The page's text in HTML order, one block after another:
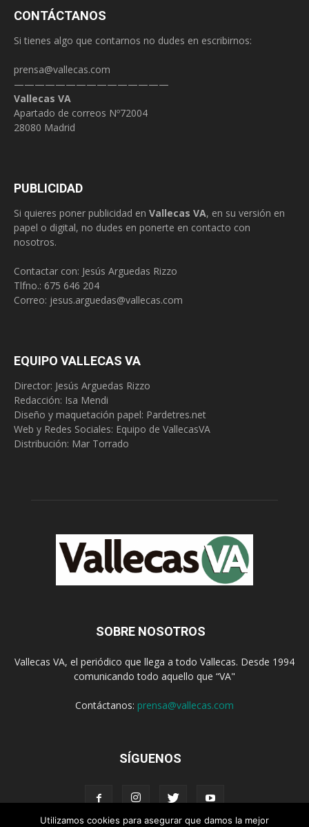
CONTÁCTANOS
Si tienes algo que contarnos no dudes en escribirnos:
prensa@vallecas.com
———————————————
Vallecas VA
Apartado de correos Nº72004
28080 Madrid
PUBLICIDAD
Si quieres poner publicidad en Vallecas VA, en su versión en
papel o digital, no dudes en ponerte en contacto con
nosotros.
Contactar con: Jesús Arguedas Rizzo
Tlfno.: 675 646 204
Correo: jesus.arguedas@vallecas.com
EQUIPO VALLECAS VA
Director: Jesús Arguedas Rizzo
Redacción: Isa Mendi
Diseño y maquetación papel: Pardetres.net
Web y Redes Sociales: Equipo de VallecasVA
Distribución: Mar Torrado
SOBRE NOSOTROS
Vallecas VA, el periódico que llega a todo Vallecas. Desde 1994
comunicando todo aquello que “VA"
Contáctanos: prensa@vallecas.com
SÍGUENOS
Utilizamos cookies para asegurar que damos la mejor